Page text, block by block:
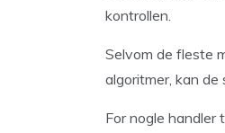
kontrollen.
Selvom de fleste
algoritmer, kan
For nogle handler